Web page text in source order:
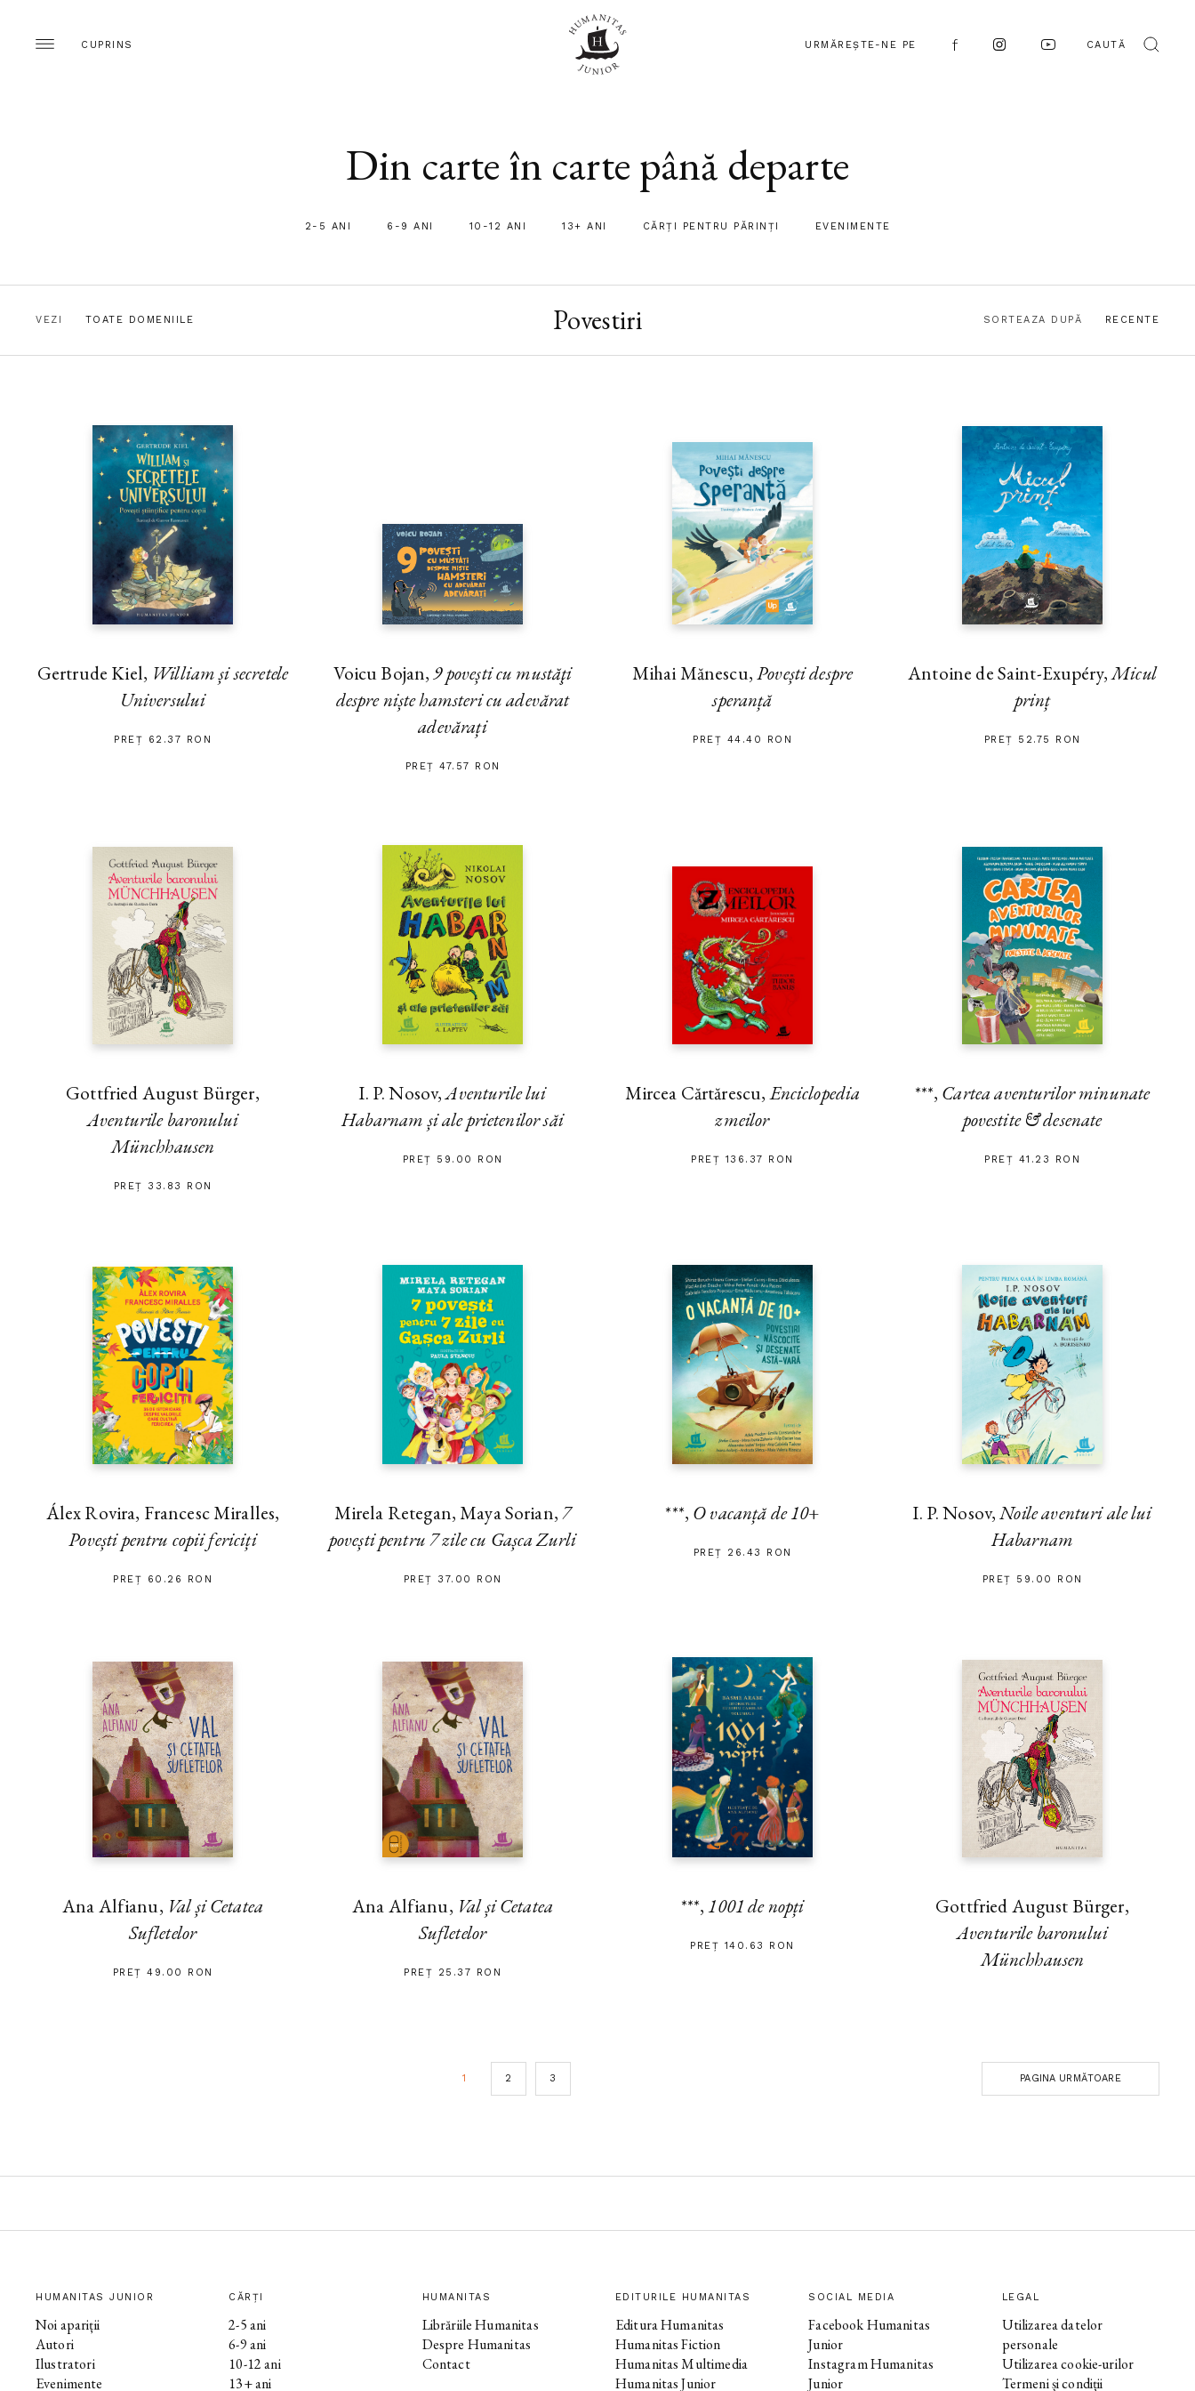
CUPRINS URMĂREȘTE-NE PE CAUTĂ
Din carte în carte până departe
2-5 ANI 6-9 ANI 10-12 ANI 13+ ANI CĂRȚI PENTRU PĂRINȚI EVENIMENTE
Povestiri
VEZI TOATE DOMENIILE SORTEAZA DUPĂ RECENTE
Gertrude Kiel, William și secretele
Universului
PREȚ 62.37 RON
Voicu Bojan,9 povești cu mustăţi
despre niște hamsteri cu adevărat
adevărați
PREȚ 47.57 RON
Mihai Mănescu,Povești despre
speranță
PREȚ 44.40 RON
Antoine de Saint-Exupéry,Micul
prinț
PREȚ 52.75 RON
Gottfried August Bürger,
Aventurile baronului
Münchhausen
PREȚ 33.83 RON
I. P. Nosov,Aventurile lui
Habarnam și ale prietenilor săi
PREȚ 59.00 RON
Mircea Cărtărescu,Enciclopedia
zmeilor
PREȚ 136.37 RON
***, Cartea aventurilor minunate
povestite & desenate
PREȚ 41.23 RON
Álex Rovira, Francesc Miralles,
Povești pentru copii fericiți
PREȚ 60.26 RON
Mirela Retegan, Maya Sorian,7
povești pentru 7 zile cu Gașca Zurli
PREȚ 37.00 RON
***, O vacanță de 10+
PREȚ 26.43 RON
I. P. Nosov,Noile aventuri ale lui
Habarnam
PREȚ 59.00 RON
Ana Alfianu, Val și Cetatea
Sufletelor
PREȚ 49.00 RON
Ana Alfianu, Val și Cetatea
Sufletelor
PREȚ 25.37 RON
***,1001 de nopți
PREȚ 140.63 RON
Gottfried August Bürger,
Aventurile baronului
Münchhausen
1 2 3 PAGINA URMĂTOARE
HUMANITAS JUNIOR
Noi apariții
Autori
Ilustratori
Evenimente
CĂRȚI
2-5 ani
6-9 ani
10-12 ani
13+ ani
HUMANITAS
Librăriile Humanitas
Despre Humanitas
Contact
EDITURILE HUMANITAS
Editura Humanitas
Humanitas Fiction
Humanitas Multimedia
Humanitas Junior
SOCIAL MEDIA
Facebook Humanitas
Junior
Instagram Humanitas
Junior
LEGAL
Utilizarea datelor
personale
Utilizarea cookie-urilor
Termeni și condiții